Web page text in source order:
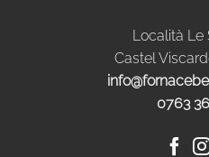
Località Le
Castel
0763